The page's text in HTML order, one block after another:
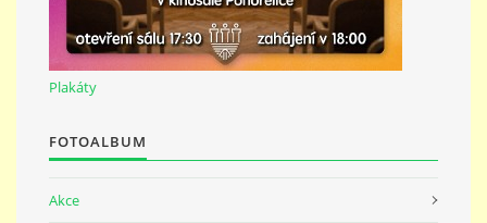
ZUŠ Pohořelice
Školní 462
Pohořelice
© 2026 eStránky.cz |Tisk|Nahoru ↑
Plakáty
FOTOALBUM
Akce